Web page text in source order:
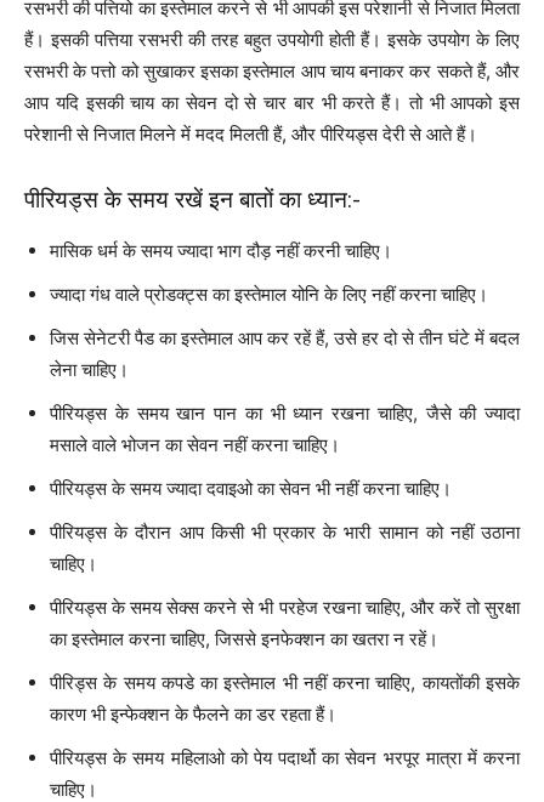
रसभरी की पत्तियो का इस्तेमाल करने से भी आपकी इस परेशानी से निजात मिलता
हैं। इसकी पत्तिया रसभरी की तरह बहुत उपयोगी होती हैं। इसके उपयोग के लिए
रसभरी के पत्तो को सुखाकर इसका इस्तेमाल आप चाय बनाकर कर सकते हैं, और
आप यदि इसकी चाय का सेवन दो से चार बार भी करते हैं। तो भी आपको इस
परेशानी से निजात मिलने में मदद मिलती हैं, और पीरियड्स देरी से आते हैं।
पीरियड्स के समय रखें इन बातों का ध्यान:-
मासिक धर्म के समय ज्यादा भाग दौड़ नहीं करनी चाहिए।
ज्यादा गंध वाले प्रोडक्ट्स का इस्तेमाल योनि के लिए नहीं करना चाहिए।
जिस सेनेटरी पैड का इस्तेमाल आप कर रहें हैं, उसे हर दो से तीन घंटे में बदल
लेना चाहिए।
पीरियड्स के समय खान पान का भी ध्यान रखना चाहिए, जैसे की ज्यादा
मसाले वाले भोजन का सेवन नहीं करना चाहिए।
पीरियड्स के समय ज्यादा दवाइओ का सेवन भी नहीं करना चाहिए।
पीरियड्स के दौरान आप किसी भी प्रकार के भारी सामान को नहीं उठाना
चाहिए।
पीरियड्स के समय सेक्स करने से भी परहेज रखना चाहिए, और करें तो सुरक्षा
का इस्तेमाल करना चाहिए, जिससे इनफेक्शन का खतरा न रहें।
पीरिड्स के समय कपडे का इस्तेमाल भी नहीं करना चाहिए, कायतोंकी इसके
कारण भी इन्फेक्शन के फैलने का डर रहता हैं।
पीरियड्स के समय महिलाओ को पेय पदार्थो का सेवन भरपूर मात्रा में करना
चाहिए।